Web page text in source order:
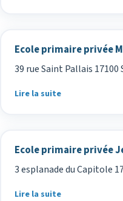
Ecole primaire privée
39 rue Saint Pallais 17100
Lire la suite
Ecole primaire privée
3 esplanade du Capitole
Lire la suite